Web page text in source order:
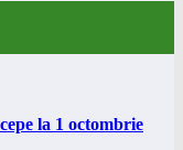
la 1 octombrie